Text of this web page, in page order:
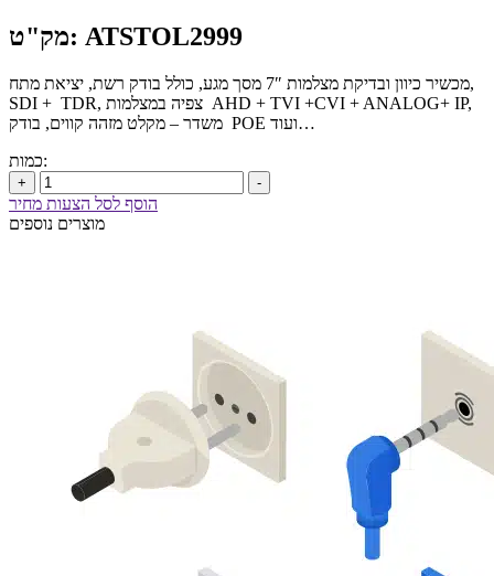
מק"ט: ATSTOL2999
מכשיר כיוון ובדיקת מצלמות 7″ מסך מגע, כולל בודק רשת, יציאת מתח,
SDI + TDR, צפיה במצלמות AHD + TVI +CVI + ANALOG+ IP,
משדר – מקלט מזהה קווים, בודק POE ועוד…
כמות:
+ -
הוסף לסל הצעות מחיר
מוצרים נוספים